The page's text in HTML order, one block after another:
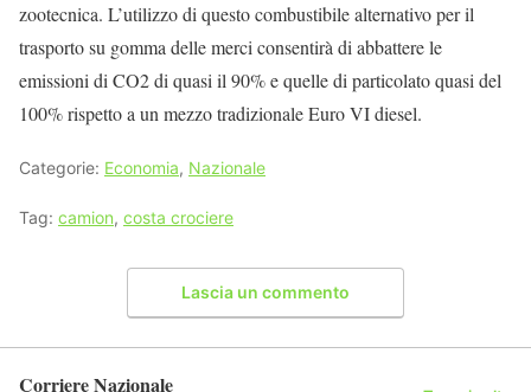
zootecnica. L’utilizzo di questo combustibile alternativo per il
trasporto su gomma delle merci consentirà di abbattere le
emissioni di CO2 di quasi il 90% e quelle di particolato quasi del
100% rispetto a un mezzo tradizionale Euro VI diesel.
Categorie: Economia, Nazionale
Tag: camion, costa crociere
Lascia un commento
Corriere Nazionale